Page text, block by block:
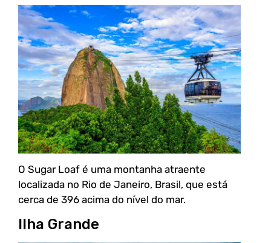
O Sugar Loaf é uma montanha atraente
localizada no Rio de Janeiro, Brasil, que está
cerca de 396 acima do nível do mar.
Ilha Grande